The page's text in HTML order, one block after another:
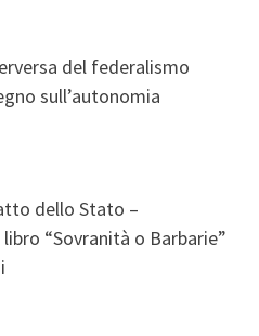
del federalismo
sull’autonomia
dello Stato –
“Sovranità o Barbarie”